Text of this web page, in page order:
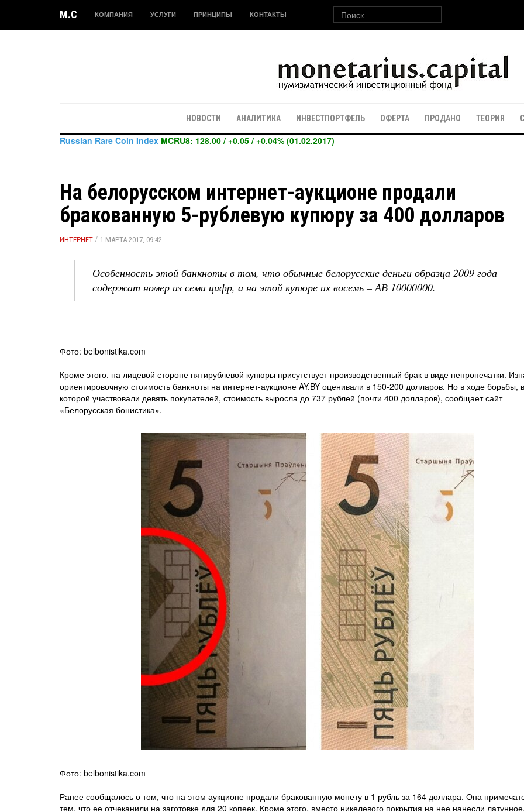
M.C КОМПАНИЯ УСЛУГИ ПРИНЦИПЫ КОНТАКТЫ
НОВОСТИ АНАЛИТИКА ИНВЕСТПОРТФЕЛЬ ОФЕРТА ПРОДАНО ТЕОРИЯ
Russian Rare Coin Index MCRU8: 128.00 / +0.05 / +0.04% (01.02.2017)
На белорусском интернет-аукционе продали
бракованную 5-рублевую купюру за 400 долларов
ИНТЕРНЕТ / 1 МАРТА 2017, 09:42
Особенность этой банкноты в том, что обычные белорусские деньги образца 2009 года
содержат номер из семи цифр, а на этой купюре их восемь – АВ 10000000.
Фото: belbonistika.com
Кроме этого, на лицевой стороне пятирублевой купюры присутствует производственный брак в виде непропечатки.
ориентировочную стоимость банкноты на интернет-аукционе AY.BY оценивали в 150-200 долларов. Но в ходе борьбы, в
которой участвовали девять покупателей, стоимость выросла до 737 рублей (почти 400 долларов), сообщает сайт
«Белорусская бонистика».
Фото: belbonistika.com
Ранее сообщалось о том, что на этом аукционе продали бракованную монету в 1 рубль за 164 доллара. Она
тем, что ее отчеканили на заготовке для 20 копеек. Кроме этого, вместо никелевого покрытия на нее нанесли латунное.